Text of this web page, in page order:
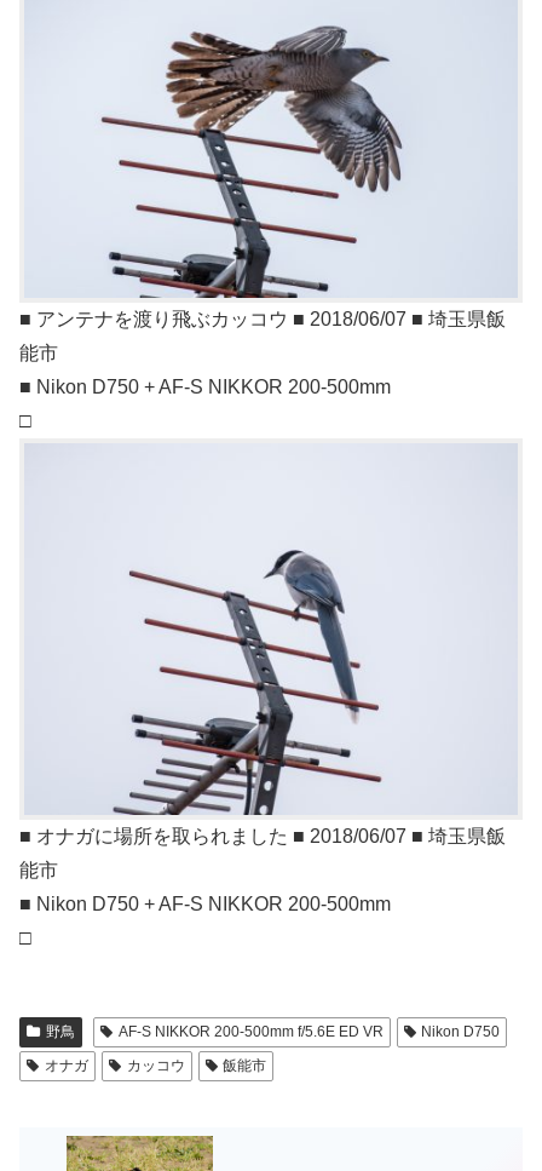
■ アンテナを渡り飛ぶカッコウ ■ 2018/06/07 ■ 埼玉県飯
能市
■ Nikon D750 + AF-S NIKKOR 200-500mm
□
■ オナガに場所を取られました ■ 2018/06/07 ■ 埼玉県飯
能市
■ Nikon D750 + AF-S NIKKOR 200-500mm
□
野鳥 AF-S NIKKOR 200-500mm f/5.6E ED VR
Nikon D750
オナガ
カッコウ 飯能市